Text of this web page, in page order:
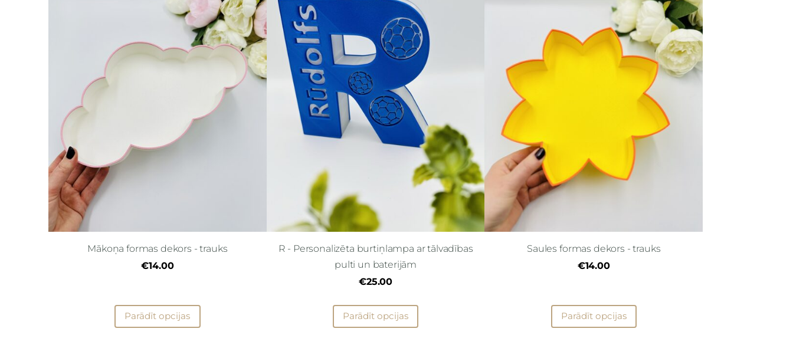
Mākoņa formas dekors - trauks
€14.00
Parādīt opcijas
R - Personalizēta burtiņlampa ar tālvadības
pulti un baterijām
€25.00
Parādīt opcijas
Saules formas dekors - trauks
€14.00
Parādīt opcijas